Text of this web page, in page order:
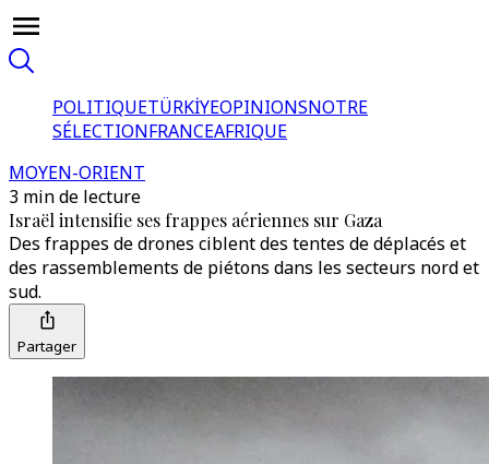
POLITIQUETÜRKİYEOPINIONSNOTRE
SÉLECTIONFRANCEAFRIQUE
MOYEN-ORIENT
3 min de lecture
Israël intensifie ses frappes aériennes sur Gaza
Des frappes de drones ciblent des tentes de déplacés et
des rassemblements de piétons dans les secteurs nord et
sud.
Partager